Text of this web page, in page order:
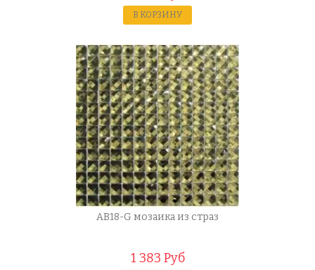
В КОРЗИНУ
AB18-G мозаика из страз
1 383 Руб